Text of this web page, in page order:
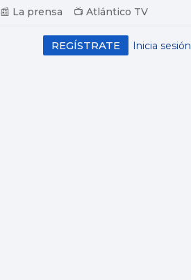
📰 La prensa 📺 Atlántico TV
Inicia sesión
REGÍSTRATE